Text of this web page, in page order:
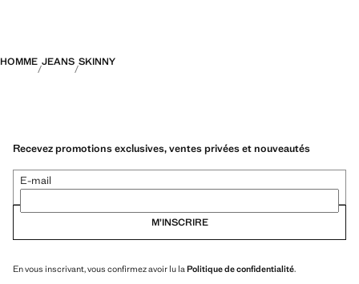
HOMME JEANS SKINNY
Recevez promotions exclusives, ventes privées et nouveautés
E-mail
M’INSCRIRE
En vous inscrivant, vous confirmez avoir lu la Politique de confidentialité.